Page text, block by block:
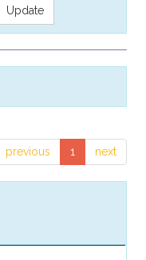
previous 1 next